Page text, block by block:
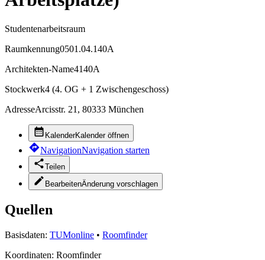
Studentenarbeitsraum
Raumkennung0501.04.140A
Architekten-Name4140A
Stockwerk4 (4. OG + 1 Zwischengeschoss)
AdresseArcisstr. 21, 80333 München
KalenderKalender öffnen
NavigationNavigation starten
Teilen
BearbeitenÄnderung vorschlagen
Quellen
Basisdaten: TUMonline • Roomfinder
Koordinaten: Roomfinder